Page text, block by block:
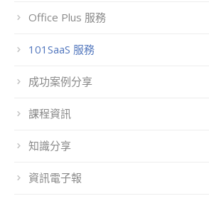
Office Plus 服務
101SaaS 服務
成功案例分享
課程資訊
知識分享
資訊電子報